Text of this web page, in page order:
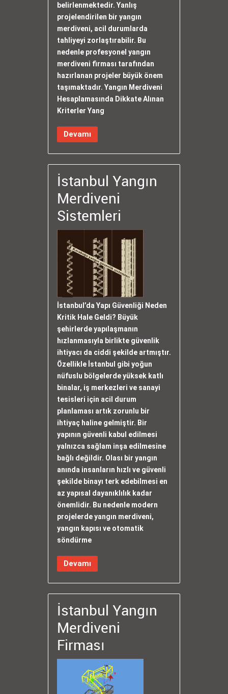
belirlenmektedir. Yanlış
projelendirilen bir yangın
merdiveni, acil durumlarda
tahliyeyi zorlaştırabilir. Bu
nedenle profesyonel yangın
merdiveni firması tarafından
hazırlanan projeler büyük önem
taşımaktadır. Yangın Merdiveni
Hesaplamasında Dikkate Alınan
Kriterler Yang
Devamı
İstanbul Yangın
Merdiveni
Sistemleri
İstanbul’da Yapı Güvenliği Neden
Kritik Hale Geldi? Büyük
şehirlerde yapılaşmanın
hızlanmasıyla birlikte güvenlik
ihtiyacı da ciddi şekilde artmıştır.
Özellikle İstanbul gibi yoğun
nüfuslu bölgelerde yüksek katlı
binalar, iş merkezleri ve sanayi
tesisleri için acil durum
planlaması artık zorunlu bir
ihtiyaç haline gelmiştir. Bir
yapının güvenli kabul edilmesi
yalnızca sağlam inşa edilmesine
bağlı değildir. Olası bir yangın
anında insanların hızlı ve güvenli
şekilde binayı terk edebilmesi en
az yapısal dayanıklılık kadar
önemlidir. Bu nedenle modern
projelerde yangın merdiveni,
yangın kapısı ve otomatik
söndürme
Devamı
İstanbul Yangın
Merdiveni
Firması